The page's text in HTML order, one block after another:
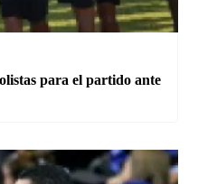
para el partido ante